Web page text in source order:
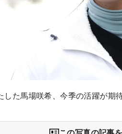
た馬場咲希、今季の活躍が期